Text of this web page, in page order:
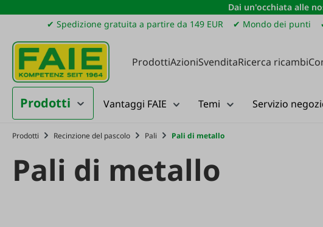
al contenuto principale
Salta alla ricerca
Passa alla navigazione principale
Dai un'occhiata alle
✔ Spedizione gratuita a partire da 149 EUR
✔ Mondo dei punti
ProdottiAzioniSvenditaRicerca ricambi
Prodotti Vantaggi FAIE Temi Servizio
Prodotti Recinzione del pascolo Pali Pali di metallo
Pali di metallo